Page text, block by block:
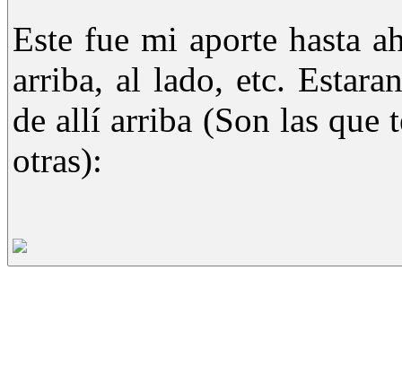
Este fue mi aporte hasta
arriba, al lado, etc.
de allí arriba (Son las que
otras):